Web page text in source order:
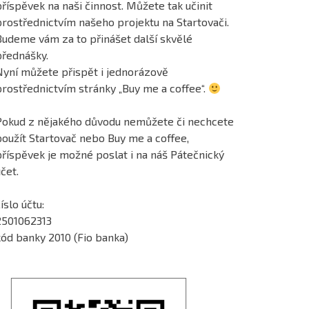
na naši činnost. Můžete tak učinit
našeho projektu na Startovači.
vám za to přinášet další skvělé
můžete přispět i jednorázově
stránky „Buy me a coffee“.
z nějakého důvodu nemůžete či nechcete
Startovač nebo Buy me a coffee,
je možné poslat i na náš Pátečnický
účtu:
banky 2010 (Fio banka)